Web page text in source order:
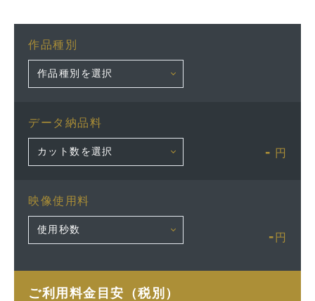
作品種別
データ納品料
- 円
映像使用料
- 円
ご利用料金目安（税別）